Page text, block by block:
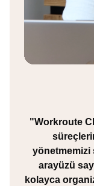
"Workroute
yönetmemizi
arayüzü
kolayca